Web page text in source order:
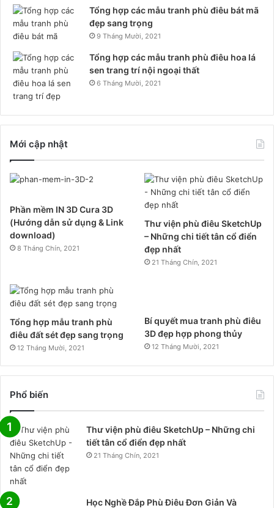
Tổng hợp các mẫu tranh phù điêu bát mã
đẹp sang trọng
9 Tháng Mười, 2021
Tổng hợp các mẫu tranh phù điêu hoa lá
sen trang trí nội ngoại thất
6 Tháng Mười, 2021
Mới cập nhật
Phần mềm IN 3D Cura 3D
(Hướng dẫn sử dụng & Link
download)
8 Tháng Chín, 2021
Thư viện phù điêu SketchUp
– Những chi tiết tân cổ điển
đẹp nhất
21 Tháng Chín, 2021
Tổng hợp mẫu tranh phù
điêu đất sét đẹp sang trọng
12 Tháng Mười, 2021
Bí quyết mua tranh phù điêu
3D đẹp hợp phong thủy
12 Tháng Mười, 2021
Phổ biến
Thư viện phù điêu SketchUp – Những chi
tiết tân cổ điển đẹp nhất
21 Tháng Chín, 2021
Học Nghề Đắp Phù Điêu Đơn Giản Và